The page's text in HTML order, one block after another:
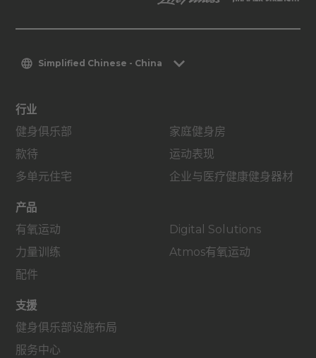
Simplified Chinese - China
行业
健身俱乐部
款待
多单元住宅
家庭健身房
运动表现
企业与医疗健康健身器材
产品
有氧运动
力量训练
配件
Digital Solutions
Atmos有氧运动
支援
健身俱乐部设施布局
服务中心